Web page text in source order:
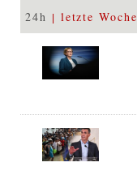
24h letzte Woche